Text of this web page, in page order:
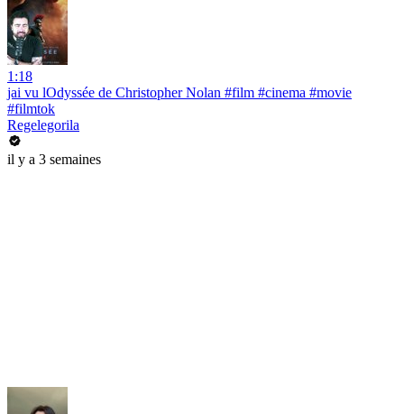
1:18
jai vu lOdyssée de Christopher Nolan #film #cinema #movie
#filmtok
Regelegorila
il y a 3 semaines